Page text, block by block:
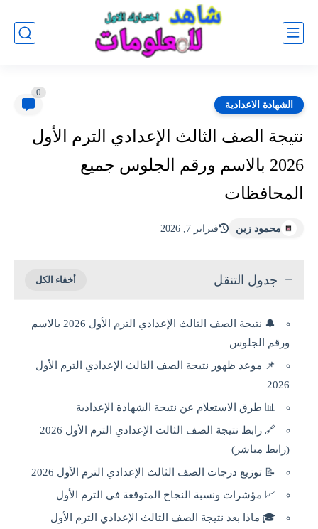
الشهادة الاعدادية
0
نتيجة الصف الثالث الإعدادي الترم الأول
2026 بالاسم ورقم الجلوس جميع
المحافظات
محمود زين فبراير 7, 2026
جدول التنقل
🔔 نتيجة الصف الثالث الإعدادي الترم الأول 2026 بالاسم
ورقم الجلوس
📌 موعد ظهور نتيجة الصف الثالث الإعدادي الترم الأول
2026
📊 طرق الاستعلام عن نتيجة الشهادة الإعدادية
🔗 رابط نتيجة الصف الثالث الإعدادي الترم الأول 2026
(رابط مباشر)
📝 توزيع درجات الصف الثالث الإعدادي الترم الأول 2026
📈 مؤشرات ونسبة النجاح المتوقعة في الترم الأول
🎓 ماذا بعد نتيجة الصف الثالث الإعدادي الترم الأول